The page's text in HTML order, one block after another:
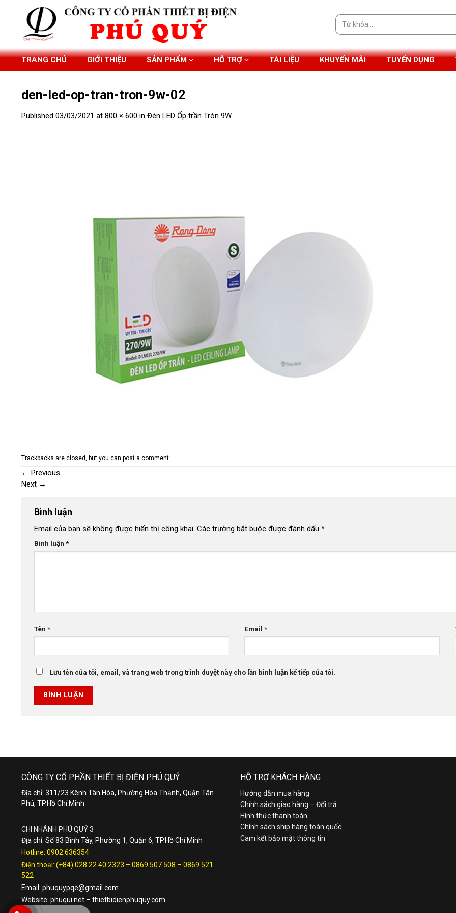
Tìm
kiếm:
TRANG CHỦ GIỚI THIỆU SẢN PHẨM HỖ TRỢ TÀI LIỆU KHUYẾN MÃI TUYỂN DỤNG
den-led-op-tran-tron-9w-02
Published 03/03/2021 at 800 × 600 in Đèn LED Ốp trần Tròn 9W
Trackbacks are closed, but you can post a comment
← Previous
Next →
Bình luận
Email của bạn sẽ không được hiển thị công khai. Các trường bắt buộc được đánh dấu *
Bình luận *
Tên * Email*
Lưu tên của tôi, email, và trang web trong trình duyệt này cho lần bình luận kế tiếp của tôi.
CÔNG TY CỔ PHẦN THIẾT BỊ ĐIỆN PHÚ QUÝ
Địa chỉ: 311/23 Kênh Tân Hóa, Phường Hòa Thạnh, Quận Tân
Phú, TP.Hồ Chí Minh
CHI NHÁNH PHÚ QUÝ 3
Địa chỉ: Số 83 Bình Tây, Phường 1, Quận 6, TP.Hồ Chí Minh
Hotline: 0902.636354
Điện thoại: (+84) 028.22.40.2323 – 0869 507 508 – 0869 521
522
Email: phuquypqe@gmail.com
Website: phuqui.net – thietbidienphuquy.com
HỖ TRỢ KHÁCH HÀNG
Hướng dẫn mua hàng
Chính sách giao hàng – Đổi trả
Hình thức thanh toán
Chính sách ship hàng toàn quốc
Cam kết bảo mật thông tin